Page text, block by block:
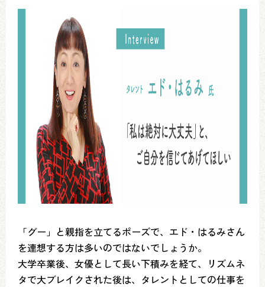
「グー」と親指を立てるポーズで、エド・はるみさん
を連想する方は多いのではないでしょうか。
大学卒業後、女優として長い下積みを経て、リズムネ
タで大ブレイクされた後は、タレントとしての仕事を